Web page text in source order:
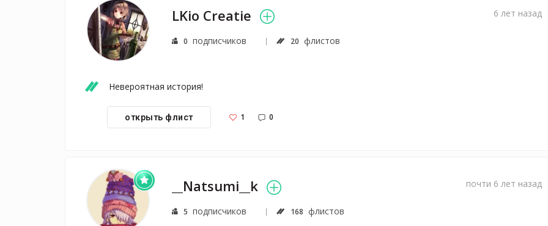
LKio Creatie
0 подписчиков 20 флистов
6 лет назад
Невероятная история!
открыть флист 1 0
__Natsumi__k
5 подписчиков 168 флистов
почти 6 лет назад